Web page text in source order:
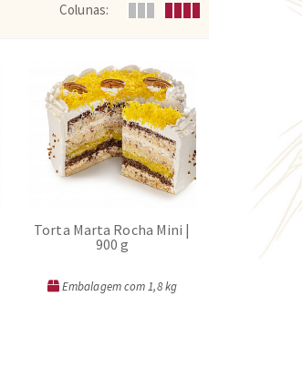
Colunas:
Torta Marta Rocha Mini |
900 g
Embalagem com 1,8 kg